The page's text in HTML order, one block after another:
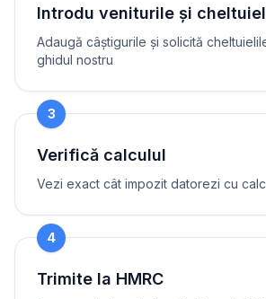
Introdu veniturile și
Adaugă câștigurile și solicită
ghidul nostru
3
Verifică calculul
Vezi exact cât impozit datorezi cu
4
Trimite la HMRC